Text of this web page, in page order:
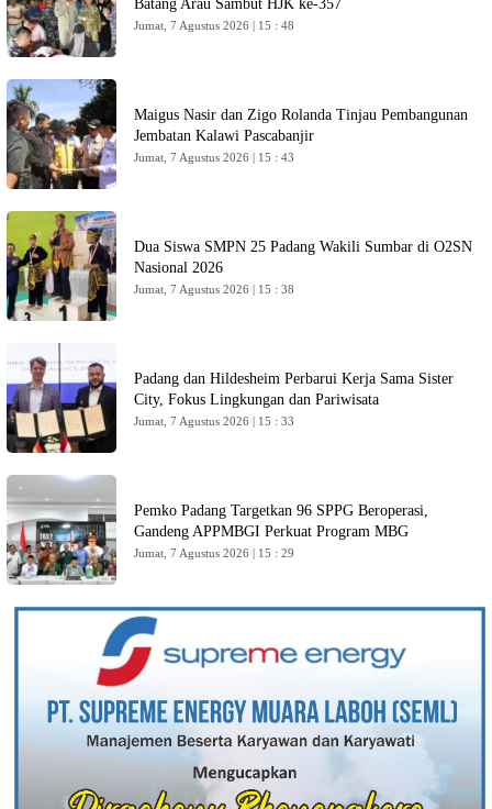
Batang Arau Sambut HJK ke-357
Jumat, 7 Agustus 2026 | 15 : 48
Maigus Nasir dan Zigo Rolanda Tinjau Pembangunan
Jembatan Kalawi Pascabanjir
Jumat, 7 Agustus 2026 | 15 : 43
Dua Siswa SMPN 25 Padang Wakili Sumbar di O2SN
Nasional 2026
Jumat, 7 Agustus 2026 | 15 : 38
Padang dan Hildesheim Perbarui Kerja Sama Sister
City, Fokus Lingkungan dan Pariwisata
Jumat, 7 Agustus 2026 | 15 : 33
Pemko Padang Targetkan 96 SPPG Beroperasi,
Gandeng APPMBGI Perkuat Program MBG
Jumat, 7 Agustus 2026 | 15 : 29